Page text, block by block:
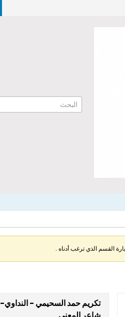
القسم الذي ترغب أدناه .
تكريم حمد السحيمي - النداوي-